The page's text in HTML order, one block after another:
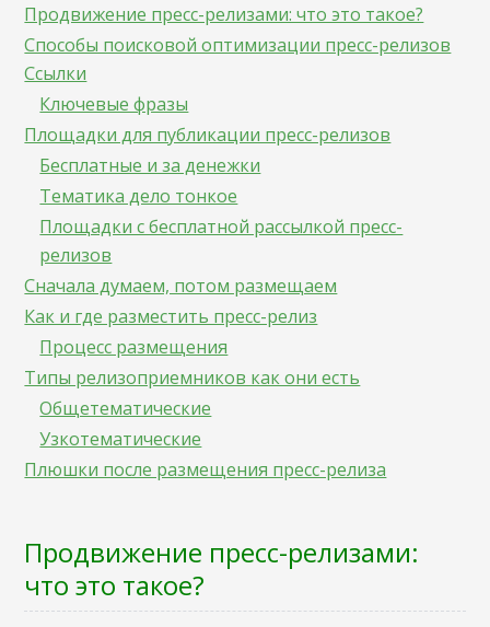
Продвижение пресс-релизами: что это такое?
Способы поисковой оптимизации пресс-релизов
Ссылки
Ключевые фразы
Площадки для публикации пресс-релизов
Бесплатные и за денежки
Тематика дело тонкое
Площадки с бесплатной рассылкой пресс-
релизов
Сначала думаем, потом размещаем
Как и где разместить пресс-релиз
Процесс размещения
Типы релизоприемников как они есть
Общетематические
Узкотематические
Плюшки после размещения пресс-релиза
Продвижение пресс-релизами:
что это такое?